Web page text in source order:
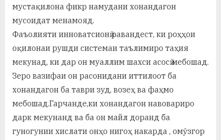
мустақилона фикр намудани хонандагон
мусоидат менамояд.
Фаъолияти инноватсионӣ равандест, ки роҳҳои
оқилонаи рушди системаи таълимиро таҳия
мекунад, ки дар он муаллим шахси асосӣ мебошад.
Зеро вазифаи он расонидани иттилоот ба
хонандагон ба таври зуд, возеҳ ва фаҳмо
мебошад.Гарчанде,ки хонандагон навовариро
дарк мекунанд ва ба он майл доранд ба
гуногунии хислати онҳо нигоҳ накарда , омӯзгор